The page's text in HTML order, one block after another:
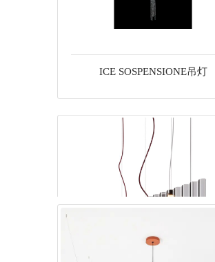
ICE SOSPENSIONE吊灯